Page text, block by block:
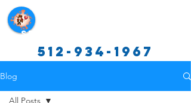
Servicios de limpieza de
512-934-1967
Blog
All Posts